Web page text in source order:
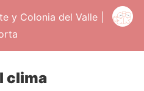
y Colonia del Valle |
clima